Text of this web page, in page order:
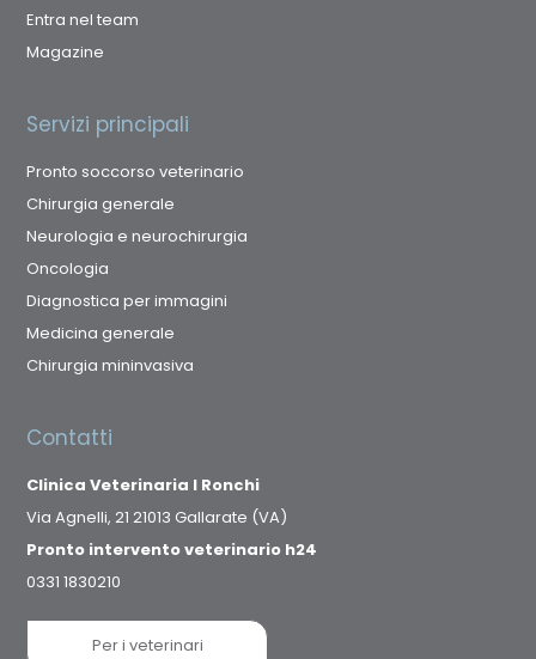
Entra nel team
Magazine
Servizi principali
Pronto soccorso veterinario
Chirurgia generale
Neurologia e neurochirurgia
Oncologia
Diagnostica per immagini
Medicina generale
Chirurgia mininvasiva
Contatti
Clinica Veterinaria I Ronchi
Via Agnelli, 21 21013 Gallarate (VA)
Pronto intervento veterinario h24
0331 1830210
Per i veterinari